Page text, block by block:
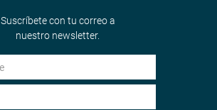
Suscríbete con tu correo a
nuestro newsletter.